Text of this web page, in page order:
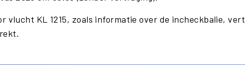
vlucht KL 1215, zoals informatie over de incheckbalie,